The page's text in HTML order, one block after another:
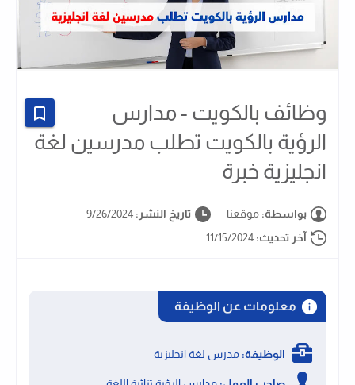
وظائف بالكويت - مدارس
الرؤية بالكويت تطلب مدرسين لغة
انجليزية خبرة
بواسطة: موقعنا تاريخ النشر: 9/26/2024
آخر تحديث: 11/15/2024
معلومات عن الوظيفة
الوظيفة: مدرس لغة انجليزية